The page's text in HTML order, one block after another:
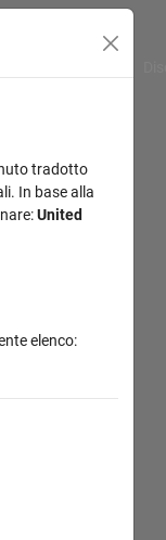
tradotto
In base alla
United
elenco: